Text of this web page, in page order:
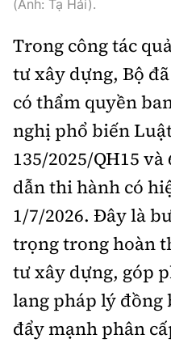
Tổng biên tập:
Phó Tổng biên tập:
Nguyễn Đức Thắng, La
Hotline:
0901 514 799
Quảng cáo
0915 057
Email:
Cấm sao chép dưới mọi
chấp thuận bằng văn bản.
Thông tin tòa
soạn
(Ảnh: Tạ Hải).
Trong công tác
tư xây dựng, Bộ
có thẩm quyền
nghị phổ biến
135/2025/QH15
dẫn thi hành có
1/7/2026. Đây là
trọng trong hoàn
tư xây dựng, góp
lang pháp lý đồng
đẩy mạnh phân